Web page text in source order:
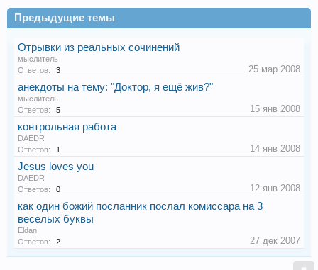
Предыдущие темы
Отрывки из реальных сочинений
мыслитель
Ответов:
3 25 мар 2008
анекдоты на тему: "Доктор, я ещё жив?"
мыслитель
Ответов:
5 15 янв 2008
контрольная работа
DAEDR
Ответов:
1 14 янв 2008
Jesus loves you
DAEDR
Ответов:
0 12 янв 2008
как один божий посланник послал комиссара на 3
веселых буквы
Eldan
Ответов:
2 27 дек 2007